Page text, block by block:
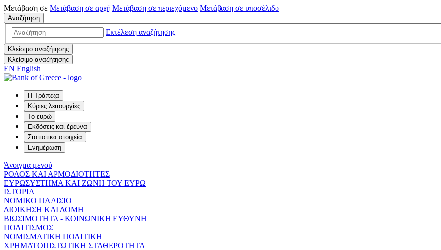
Μετάβαση σε Μετάβαση σε αρχή Μετάβαση σε περιεχόμενο Μετάβαση σε υποσέλιδο
Αναζήτηση
Εκτέλεση αναζήτησης
Κλείσιμο αναζήτησης
Κλείσιμο αναζήτησης
EN English
Η Τράπεζα
Κύριες λειτουργίες
Το ευρώ
Εκδόσεις και έρευνα
Στατιστικά στοιχεία
Ενημέρωση
Άνοιγμα μενού
ΡΟΛΟΣ ΚΑΙ ΑΡΜΟΔΙΟΤΗΤΕΣ
ΕΥΡΩΣΥΣΤΗΜΑ ΚΑΙ ΖΩΝΗ ΤΟΥ ΕΥΡΩ
ΙΣΤΟΡΙΑ
ΝΟΜΙΚΟ ΠΛΑΙΣΙΟ
ΔΙΟΙΚΗΣΗ ΚΑΙ ΔΟΜΗ
ΒΙΩΣΙΜΟΤΗΤΑ - ΚΟΙΝΩΝΙΚΗ ΕΥΘΥΝΗ
ΠΟΛΙΤΙΣΜΟΣ
ΝΟΜΙΣΜΑΤΙΚΗ ΠΟΛΙΤΙΚΗ
ΧΡΗΜΑΤΟΠΙΣΤΩΤΙΚΗ ΣΤΑΘΕΡΟΤΗΤΑ